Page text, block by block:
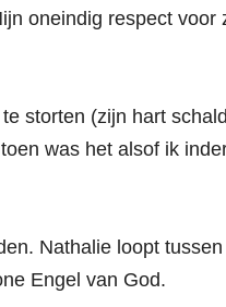
oneindig respect
storten (zijn hart
was het alsof ik
Nathalie loopt
Engel van God.